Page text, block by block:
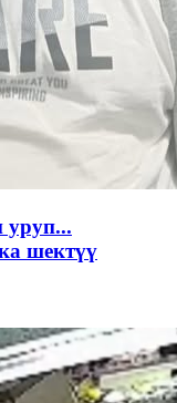
уруп...
шектүү